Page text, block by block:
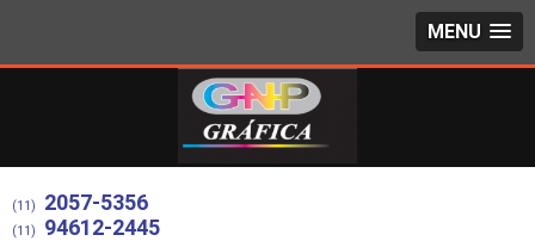
MENU
(11) 2057-5356
(11) 94612-2445